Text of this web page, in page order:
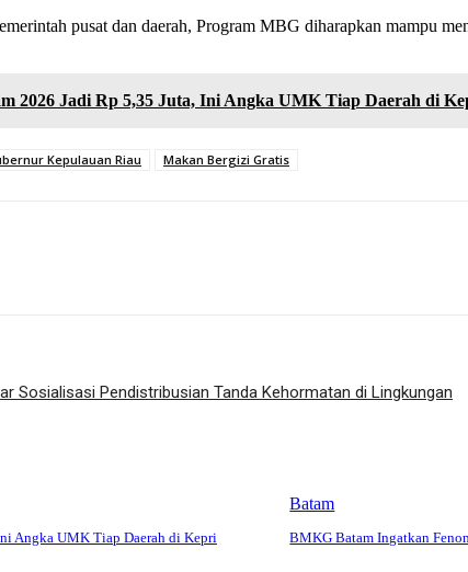
pusat dan daerah, Program MBG diharapkan mampu
2026 Jadi Rp 5,35 Juta, Ini Angka UMK Tiap Daerah di
Kepulauan Riau Makan Bergizi Gratis
Sosialisasi Pendistribusian Tanda Kehormatan di Lingkungan
Angka UMK Tiap Daerah di Kepri
Batam
BMKG Batam Ingatkan